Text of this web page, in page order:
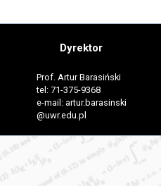
Dyrektor
Prof. Artur Barasiński
tel: 71-375-9368
e-mail: artur.barasinski
@uwr.edu.pl